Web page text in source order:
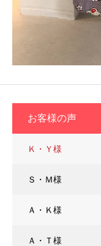
お客様の声
Ｋ・Ｙ様
Ｓ・Ｍ様
Ａ・Ｋ様
Ａ・Ｔ様